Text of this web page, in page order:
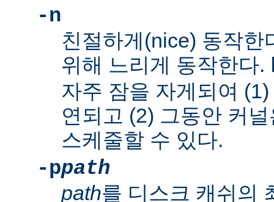
-n
친절하게(nice) 동작한
위해 느리게 동작한다.
자주 잠을 자게되여
연되고 (2) 그동안 커
스케줄할 수 있다.
-ppath
path를 디스크 캐쉬의